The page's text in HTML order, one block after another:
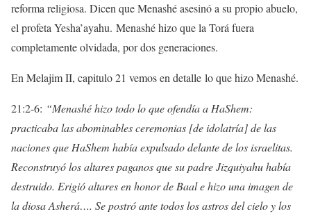
reforma religiosa. Dicen que Menashé asesinó a su propio abuelo,
el profeta Yesha’ayahu. Menashé hizo que la Torá fuera
completamente olvidada, por dos generaciones.
En Melajim II, capitulo 21 vemos en detalle lo que hizo Menashé.
21:2-6: “Menashé hizo todo lo que ofendía a HaShem:
practicaba las abominables ceremonias [de idolatría] de las
naciones que HaShem había expulsado delante de los israelitas.
Reconstruyó los altares paganos que su padre Jizquiyahu había
destruido. Erigió altares en honor de Baal e hizo una imagen de
la diosa Asherá…. Se postró ante todos los astros del cielo y los